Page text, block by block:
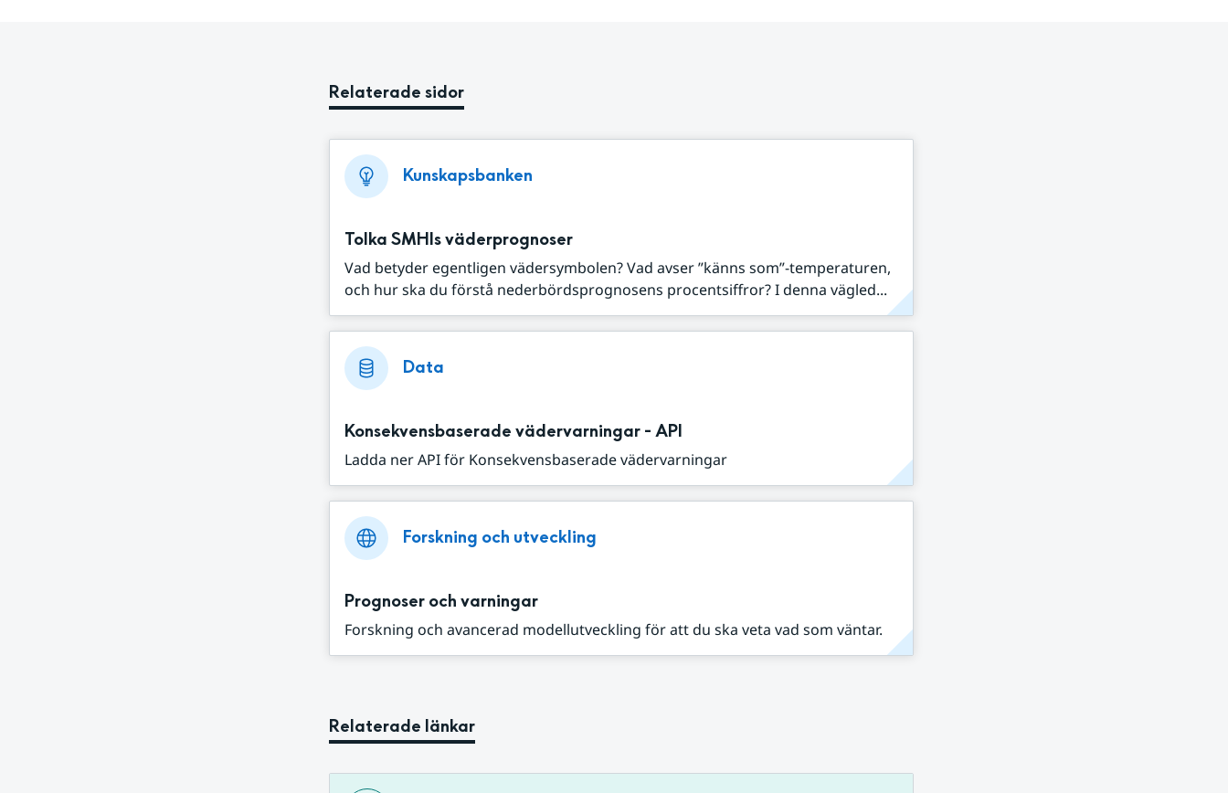
Relaterade sidor
Kunskapsbanken
Tolka SMHIs väderprognoser
Vad betyder egentligen vädersymbolen? Vad avser ”känns som”-temperaturen,
och hur ska du förstå nederbördsprognosens procentsiffror? I denna vägled...
Data
Konsekvensbaserade vädervarningar - API
Ladda ner API för Konsekvensbaserade vädervarningar
Forskning och utveckling
Prognoser och varningar
Forskning och avancerad modellutveckling för att du ska veta vad som väntar.
Relaterade länkar